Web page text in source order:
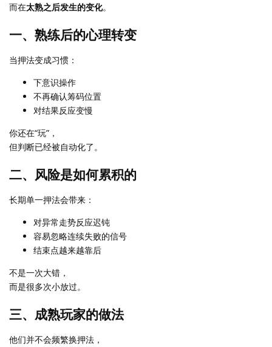
而在太熟之后发生的变化。
一、熟练后的心理转变
当押法变成习惯：
下意识操作
不再确认筹码位置
对结果反应变慢
你还在“玩”，
但判断已经被自动化了。
二、风险是如何累积的
长期单一押法会带来：
对异常走势反应迟钝
容易忽略连续失败的信号
结束点越来越靠后
不是一次大错，
而是很多次小放过。
三、成熟玩家的做法
他们并不会频繁换押法，